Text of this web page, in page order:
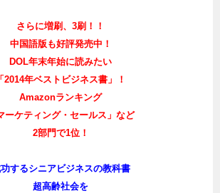
さらに増刷、3刷！！
中国語版も好評発売中！
DOL年末年始に読みたい
「2014年ベストビジネス書」！
Amazonランキング
ーケティング・セールス」など
2部門で1位！
するシニアビジネスの教科書
超高齢社会を